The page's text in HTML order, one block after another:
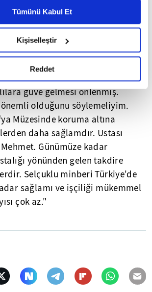
edebilirsiniz.
Verilerin Korunması Kanunu uyarınca
ziyaretiniz kapsamında
işleme faaliyetleri ile ilgili daha
için lütfentıklayınız.
Tümünü Kabul Et
Kişiselleştir
Reddet
zeka kokuyor. Çatısında deve
var. Bunun sebebi camiyi
Tabanı 1,5 metre boşluk
Çünkü alttan hava akımının
güve gelmesi önlenmiş.
olduğunu söylemeliyim.
Müzesinde koruma altına
daha sağlamdır. Ustası
Günümüze kadar
yönünden gelen takdire
Selçuklu minberi Türkiye'de
sağlamı ve işçiliği mükemmel
çok az."